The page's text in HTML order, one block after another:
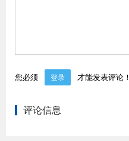
您必须 登录 才能发表评论！
评论信息